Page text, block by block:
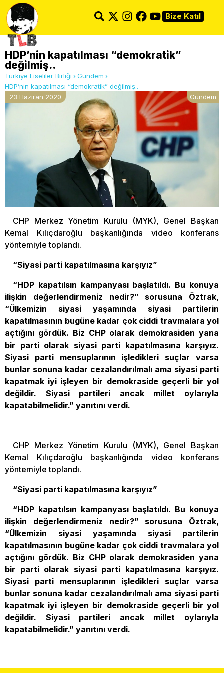
Bize Katıl
HDP’nin kapatılması “demokratik”
değilmiş..
Türkiye Liseliler Birliği
Gündem
HDP’nin kapatılması “demokratik” değilmiş..
23 Haziran 2020
Gündem
CHP Merkez Yönetim Kurulu (MYK), Genel Başkan
Kemal Kılıçdaroğlu başkanlığında video konferans
yöntemiyle toplandı.
“Siyasi parti kapatılmasına karşıyız”
“HDP kapatılsın kampanyası başlatıldı. Bu konuya
ilişkin değerlendirmeniz nedir?” sorusuna Öztrak,
“Ülkemizin siyasi yaşamında siyasi partilerin
kapatılmasının bugüne kadar çok ciddi travmalara yol
açtığını gördük. Biz CHP olarak demokrasiden yana
bir parti olarak siyasi parti kapatılmasına karşıyız.
Siyasi parti mensuplarının işledikleri suçlar varsa
bunlar sonuna kadar cezalandırılmalı ama siyasi parti
kapatmak iyi işleyen bir demokraside geçerli bir yol
değildir. Siyasi partileri ancak millet oylarıyla
kapatabilmelidir.” yanıtını verdi.
CHP Merkez Yönetim Kurulu (MYK), Genel Başkan
Kemal Kılıçdaroğlu başkanlığında video konferans
yöntemiyle toplandı.
“Siyasi parti kapatılmasına karşıyız”
“HDP kapatılsın kampanyası başlatıldı. Bu konuya
ilişkin değerlendirmeniz nedir?” sorusuna Öztrak,
“Ülkemizin siyasi yaşamında siyasi partilerin
kapatılmasının bugüne kadar çok ciddi travmalara yol
açtığını gördük. Biz CHP olarak demokrasiden yana
bir parti olarak siyasi parti kapatılmasına karşıyız.
Siyasi parti mensuplarının işledikleri suçlar varsa
bunlar sonuna kadar cezalandırılmalı ama siyasi parti
kapatmak iyi işleyen bir demokraside geçerli bir yol
değildir. Siyasi partileri ancak millet oylarıyla
kapatabilmelidir.” yanıtını verdi.